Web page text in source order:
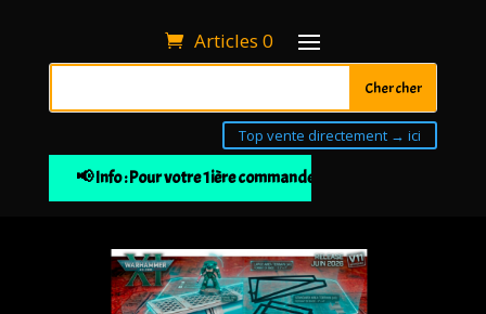
Articles 0
Top vente directement → ici
📢 Info : Pour votre 1ière commande 10% de remise à partir